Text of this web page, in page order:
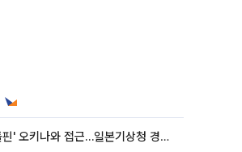
태풍 '돌핀' 오키나와 접근…일본기상청 경로 업데이트